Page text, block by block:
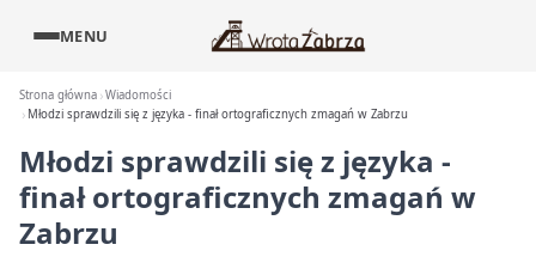
MENU
Strona główna Wiadomości
Młodzi sprawdzili się z języka - finał ortograficznych zmagań w Zabrzu
Młodzi sprawdzili się z języka -
finał ortograficznych zmagań w
Zabrzu